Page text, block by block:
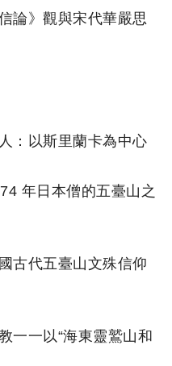
論》觀與宋代華嚴思
：以斯里蘭卡為中心
年日本僧的五臺山之
古代五臺山文殊信仰
一一以“海東靈鷲山和